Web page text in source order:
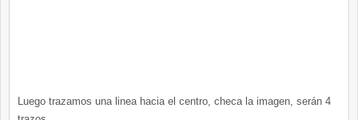
Luego trazamos una linea hacia el centro, checa la imagen, serán 4